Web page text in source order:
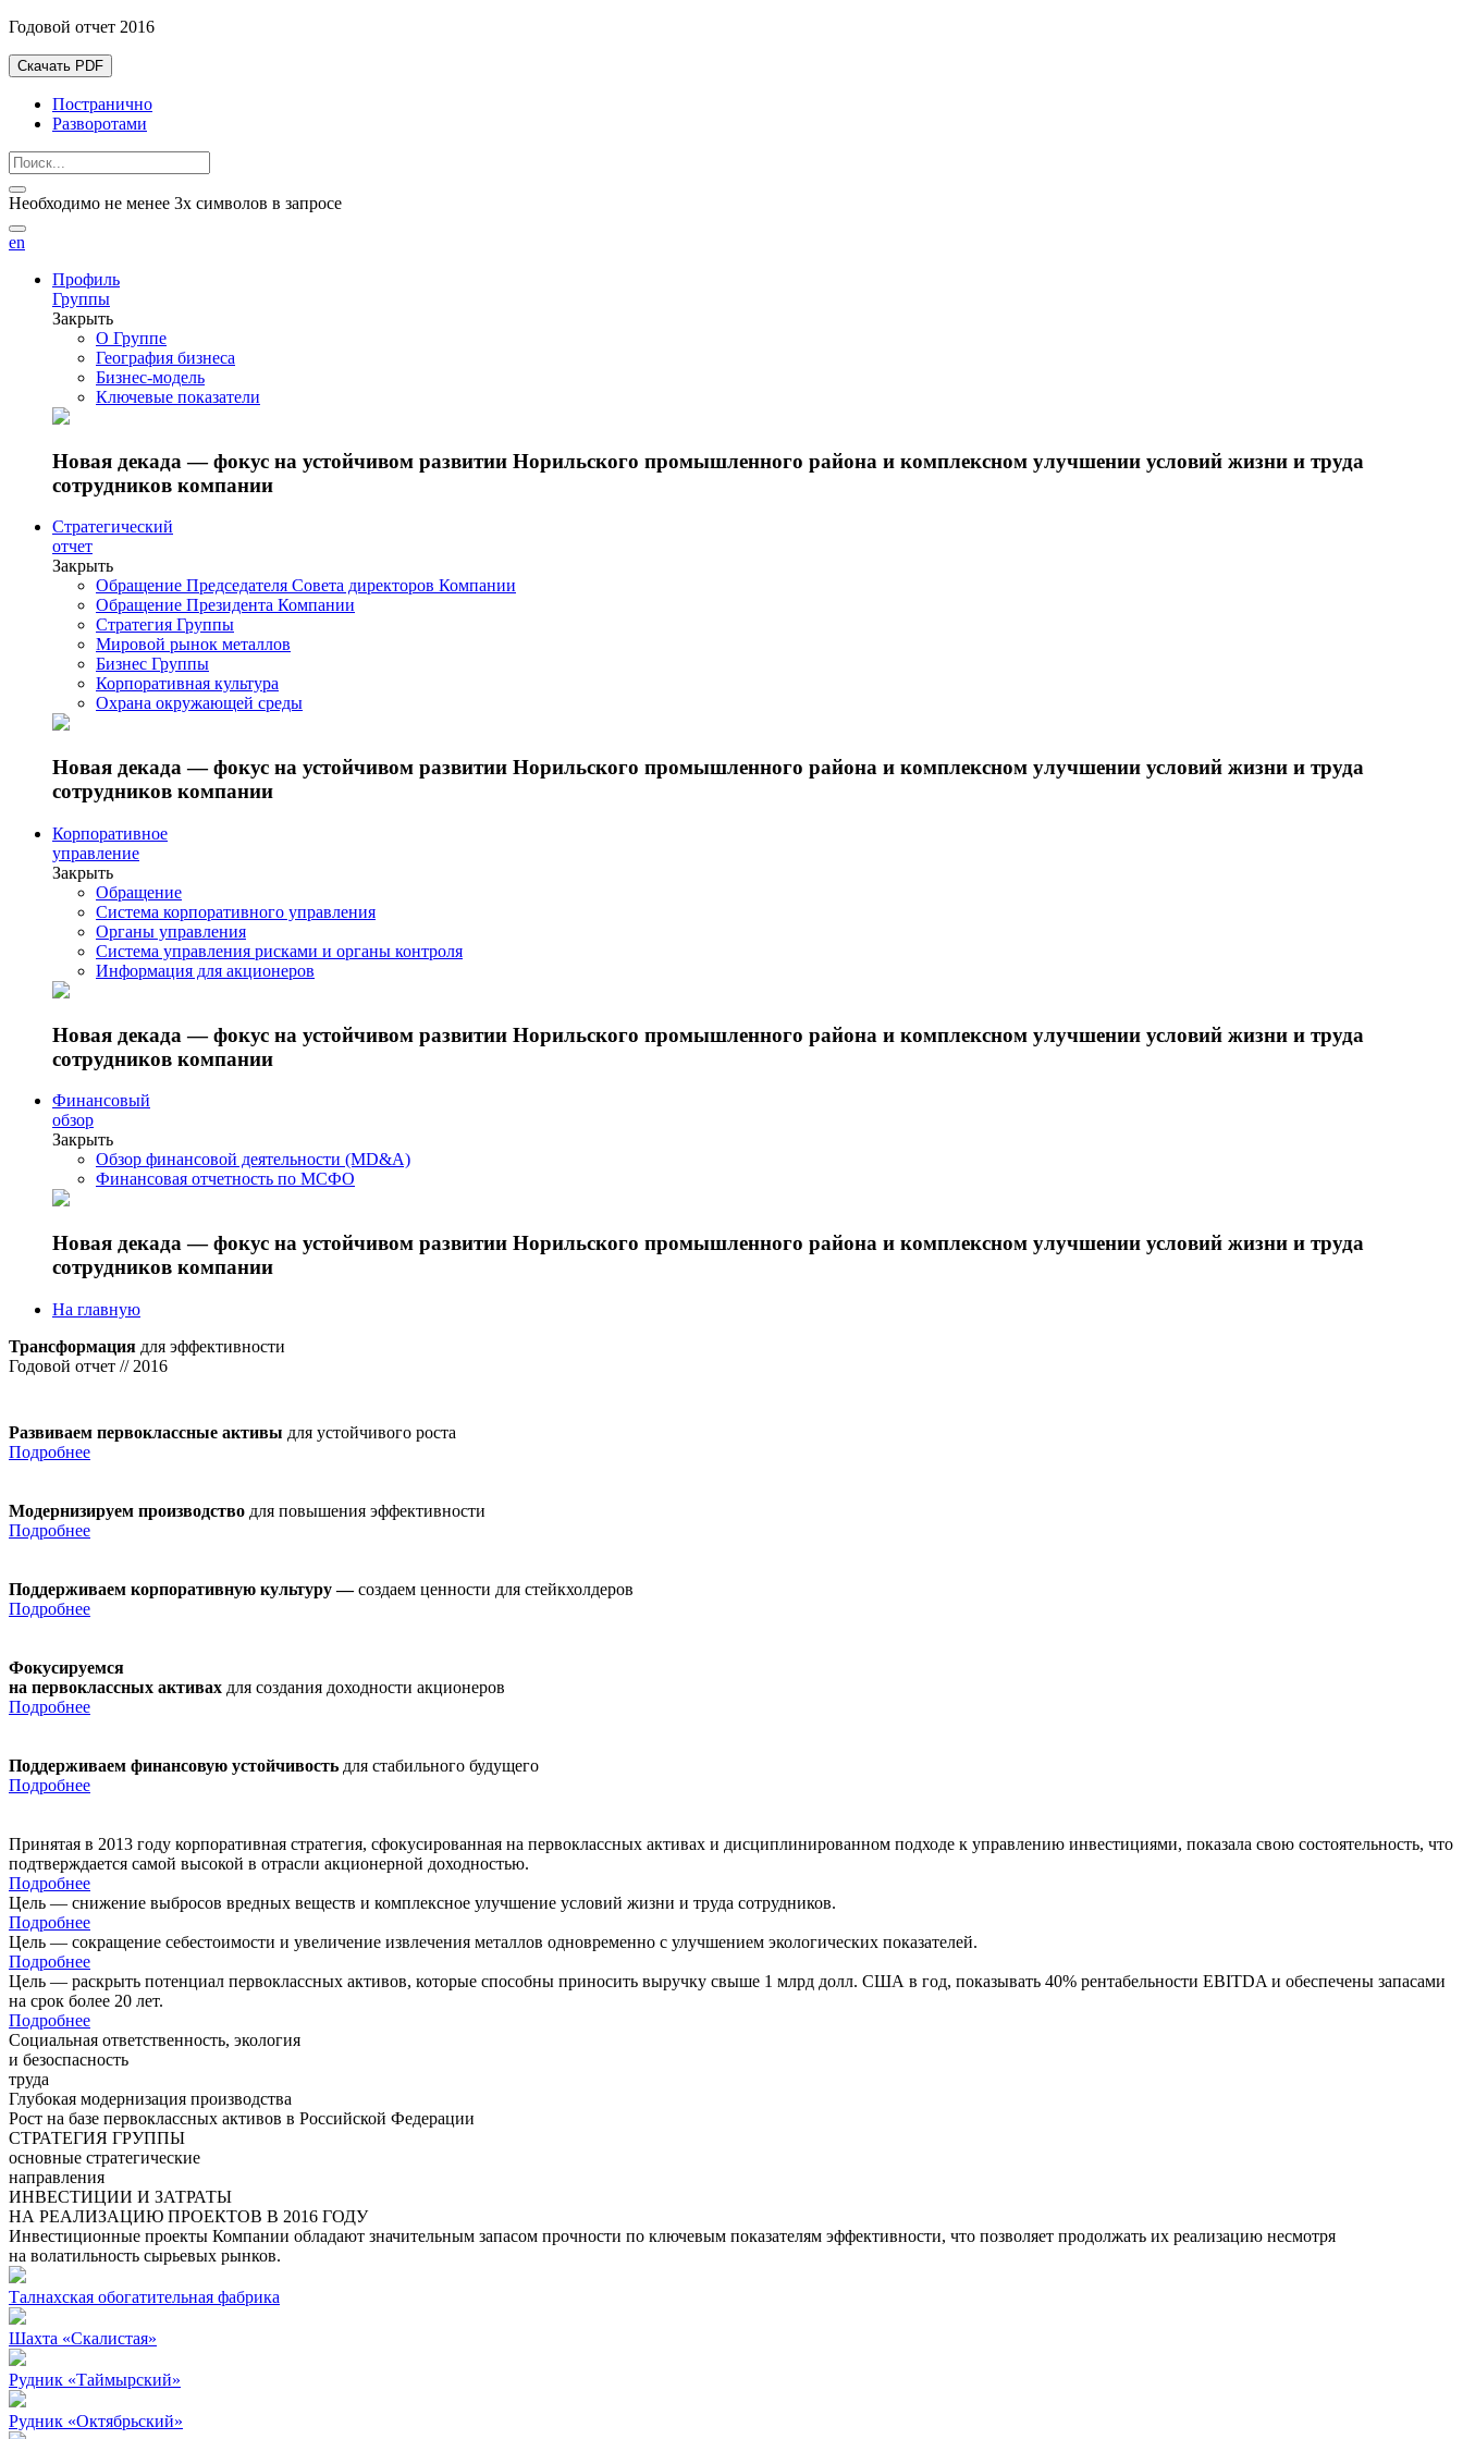
Годовой отчет 2016
Скачать PDF
Постранично
Разворотами
Необходимо не менее 3х символов в запросе
en
Профиль
Группы
Закрыть
О Группе
География бизнеса
Бизнес-модель
Ключевые показатели
Новая декада — фокус на устойчивом развитии Норильского промышленного района и комплексном улучшении условий жизни и труда
сотрудников компании
Стратегический
отчет
Закрыть
Обращение Председателя Совета директоров Компании
Обращение Президента Компании
Стратегия Группы
Мировой рынок металлов
Бизнес Группы
Корпоративная культура
Охрана окружающей среды
Новая декада — фокус на устойчивом развитии Норильского промышленного района и комплексном улучшении условий жизни и труда
сотрудников компании
Корпоративное
управление
Закрыть
Обращение
Система корпоративного управления
Органы управления
Система управления рисками и органы контроля
Информация для акционеров
Новая декада — фокус на устойчивом развитии Норильского промышленного района и комплексном улучшении условий жизни и труда
сотрудников компании
Финансовый
обзор
Закрыть
Обзор финансовой деятельности (MD&A)
Финансовая отчетность по МСФО
Новая декада — фокус на устойчивом развитии Норильского промышленного района и комплексном улучшении условий жизни и труда
сотрудников компании
На главную
Трансформация для эффективности
Годовой отчет // 2016
Развиваем первоклассные активы для устойчивого роста
Подробнее
Модернизируем производство для повышения эффективности
Подробнее
Поддерживаем корпоративную культуру —создаем ценности для стейкхолдеров
Подробнее
Фокусируемся
на первоклассных активах для создания доходности акционеров
Подробнее
Поддерживаем финансовую устойчивость для стабильного будущего
Подробнее
Принятая в 2013 году корпоративная стратегия, сфокусированная на первоклассных активах и дисциплинированном подходе к управлению инвестициями, показала свою состоятельность, что
подтверждается самой высокой в отрасли акционерной доходностью.
Подробнее
Цель — снижение выбросов вредных веществ и комплексное улучшение условий жизни и труда сотрудников.
Подробнее
Цель — сокращение себестоимости и увеличение извлечения металлов одновременно с улучшением экологических показателей.
Подробнее
Цель — раскрыть потенциал первоклассных активов, которые способны приносить выручку свыше 1 млрд долл. США в год, показывать 40% рентабельности EBITDA и обеспечены запасами
на срок более 20 лет.
Подробнее
Социальная ответственность, экология
и безоспасность
труда
Глубокая модернизация производства
Рост на базе первоклассных активов в Российской Федерации
СТРАТЕГИЯ ГРУППЫ
основные стратегические
направления
ИНВЕСТИЦИИ И ЗАТРАТЫ
НА РЕАЛИЗАЦИЮ ПРОЕКТОВ В 2016 ГОДУ
Инвестиционные проекты Компании обладают значительным запасом прочности по ключевым показателям эффективности, что позволяет продолжать их реализацию несмотря
на волатильность сырьевых рынков.
Талнахская обогатительная фабрика
Шахта «Скалистая»
Рудник «Таймырский»
Рудник «Октябрьский»